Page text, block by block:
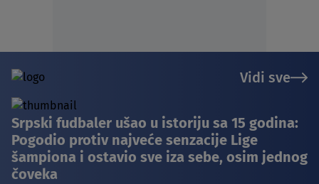
Vidi sve
Srpski fudbaler ušao u istoriju sa 15 godina:
Pogodio protiv najveće senzacije Lige
šampiona i ostavio sve iza sebe, osim jednog
čoveka